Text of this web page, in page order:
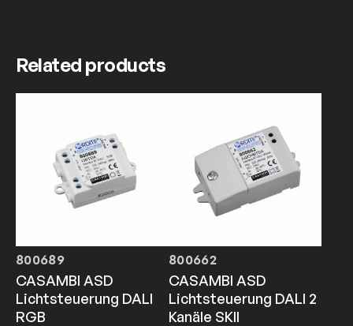
Related products
800689
CASAMBI ASD
Lichtsteuerung DALI
RGB
800662
CASAMBI ASD
Lichtsteuerung DALI 2
Kanäle SKII